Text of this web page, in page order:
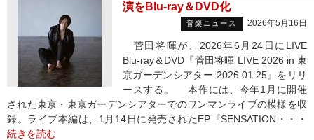
演をBlu-ray＆DVD化
音楽ニュース 2026年5月16日
菅田将暉が、2026年6月24日にLIVE
Blu-ray＆DVD『菅田将暉 LIVE 2026 in 東
京ガーデンシアター 2026.01.25』をリリ
ースする。 本作には、今年1月に開催
された東京・東京ガーデンシアターでのワンマンライブの模様を収
録。ライブ本編は、1月14日に発売されたEP『SENSATION・・・
続きを読む